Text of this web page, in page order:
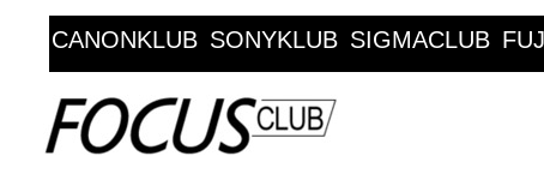
CANONKLUB SONYKLUB SIGMACLUB